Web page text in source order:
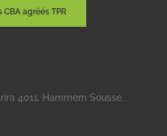
CBA agréés TPR
4011, Hammem Sousse.